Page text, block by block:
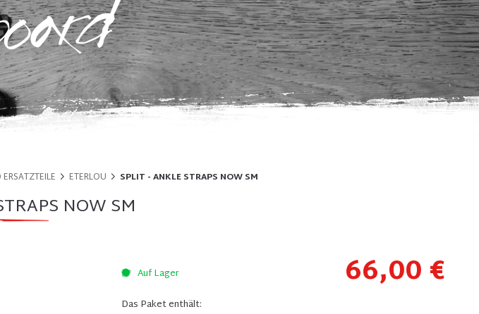
ETERLOU SPLIT - ANKLE STRAPS NOW SM
NOW SM
Auf Lager 66,00 €
Das Paket enthält: